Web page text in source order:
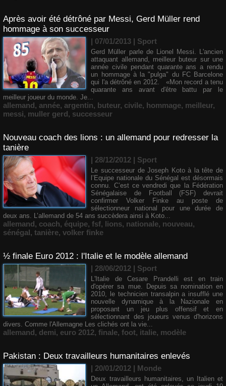
Après avoir été détrôné par Messi, Gerd Müller rend
hommage à son successeur
| 07/01/2013 | Sport
Gerd Müller parle de Lionel Messi. L'ancien
attaquant allemand, meilleur buteur sur une
année civile pendant quarante ans a rendu
un hommage à la "pulga" du FC Barcelone
qui l'a détrôné en 2012. «Mon record a tenu
quarante ans avant d'être battu par le
meilleur joueur du monde. Je...
allemand, année, argentin, buteur, civile, hommage, meilleur,
messi, muller gerd, successeur
Nouveau coach des lions : un allemand pour redresser la
tanière
| 28/12/2012 | Sport
Le successeur de Joseph Koto à la tête de
l’Equipe nationale du Sénégal est désormais
connu. C’est ce vendredi que la Fédération
Sénégalaise de Football (FSF) devrait
confirmer Volker Finke au poste de
sélectionneur national pour une durée de
deux ans. L’allemand de 54 ans succèdera ainsi à Koto...
allemand, coach, équipe, fsf, lions, nationale, nouveau,
sénégal, tanière, volker finke
½ finale Euro 2012 : l'Italie et le modèle allemand
| 28/06/2012 | Sport
L'Italie de Cesare Prandelli est en train
d'opérer sa mue. Depuis sa nomination en
2010, le technicien transalpin a insufflé une
nouvelle dynamique à la Nazionale en
proposant un jeu plus offensif et en
sélectionnant des joueurs venus d'horizons
divers. Comme l'Allemagne Les clichés ont la vie...
allemand, demi, euro 2012, finale, foot, italie, modèle
Pakistan : Deux travailleurs humanitaires enlevés
| 20/01/2012 | Monde
Deux travailleurs humanitaires, un Italien et